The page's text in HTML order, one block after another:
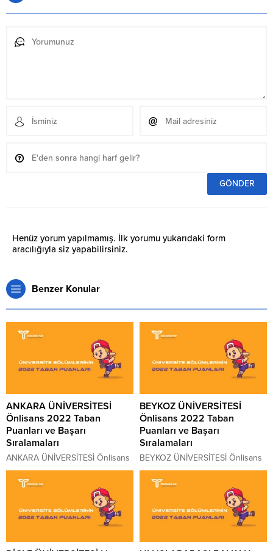
Henüz yorum yapılmamış. İlk yorumu yukarıdaki form
aracılığıyla siz yapabilirsiniz.
Benzer Konular
ANKARA ÜNİVERSİTESİ
Önlisans 2022 Taban
Puanları ve Başarı
Sıralamaları
ANKARA ÜNİVERSİTESİ Önlisans
2022 Taban Puanları ve ANKARA
ÜNİVERSİTESİ Önlisans Başarı
Sıralamaları 2022 ANKARA
ÜNİVERSİTESİ kaç puanla kapattı?
ANKARA ÜNİVERSİTESİ
girecek adayların en çok merak
BEYKOZ ÜNİVERSİTESİ
Önlisans 2022 Taban
Puanları ve Başarı
Sıralamaları
BEYKOZ ÜNİVERSİTESİ Önlisans
2022 Taban Puanları ve BEYKOZ
ÜNİVERSİTESİ Önlisans Başarı
Sıralamaları 2022 BEYKOZ
ÜNİVERSİTESİ kaç puanla kapattı?
BEYKOZ ÜNİVERSİTESİ
girecek adayların en çok merak